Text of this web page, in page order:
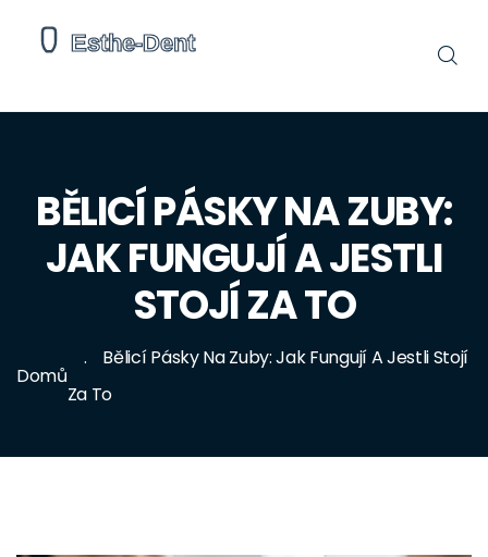
BĚLICÍ PÁSKY NA ZUBY:
JAK FUNGUJÍ A JESTLI
STOJÍ ZA TO
Domů
Bělicí Pásky Na Zuby: Jak Fungují A Jestli Stojí
Za To